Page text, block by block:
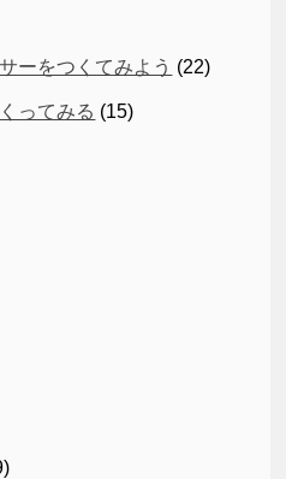
ーをつくてみよう (22)
ってみる (15)